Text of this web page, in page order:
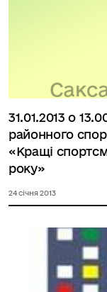
31.01.2013 о
районного
«Кращі
року»
24 січня 2013